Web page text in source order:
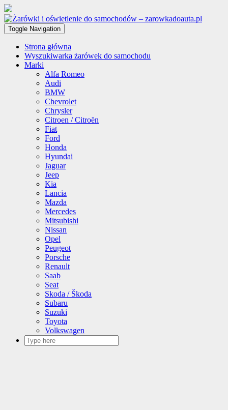
Toggle Navigation
Strona główna
Wyszukiwarka żarówek do samochodu
Marki
Alfa Romeo
Audi
BMW
Chevrolet
Chrysler
Citroen / Citroën
Fiat
Ford
Honda
Hyundai
Jaguar
Jeep
Kia
Lancia
Mazda
Mercedes
Mitsubishi
Nissan
Opel
Peugeot
Porsche
Renault
Saab
Seat
Skoda / Škoda
Subaru
Suzuki
Toyota
Volkswagen